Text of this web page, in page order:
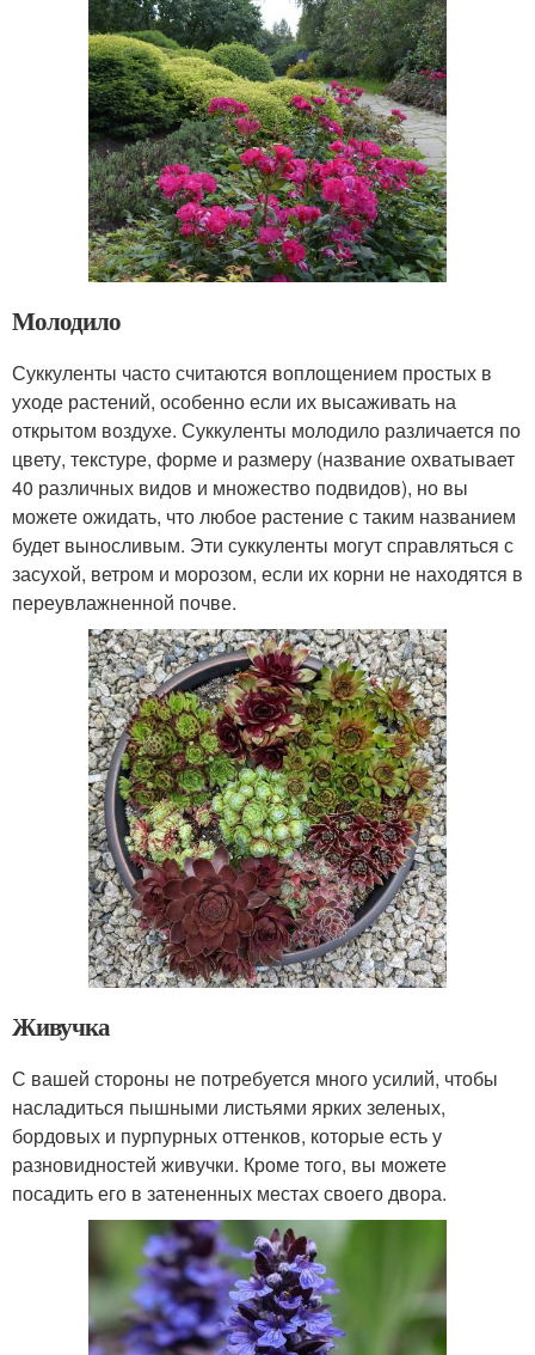
Молодило
Суккуленты часто считаются воплощением простых в
уходе растений, особенно если их высаживать на
открытом воздухе. Суккуленты молодило различается по
цвету, текстуре, форме и размеру (название охватывает
40 различных видов и множество подвидов), но вы
можете ожидать, что любое растение с таким названием
будет выносливым. Эти суккуленты могут справляться с
засухой, ветром и морозом, если их корни не находятся в
переувлажненной почве.
Живучка
С вашей стороны не потребуется много усилий, чтобы
насладиться пышными листьями ярких зеленых,
бордовых и пурпурных оттенков, которые есть у
разновидностей живучки. Кроме того, вы можете
посадить его в затененных местах своего двора.